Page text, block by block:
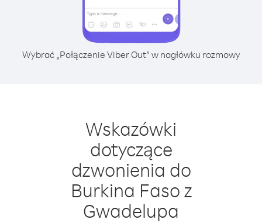
Wybrać „Połączenie Viber Out” w nagłówku rozmowy
Wskazówki
dotyczące
dzwonienia do
Burkina Faso z
Gwadelupa